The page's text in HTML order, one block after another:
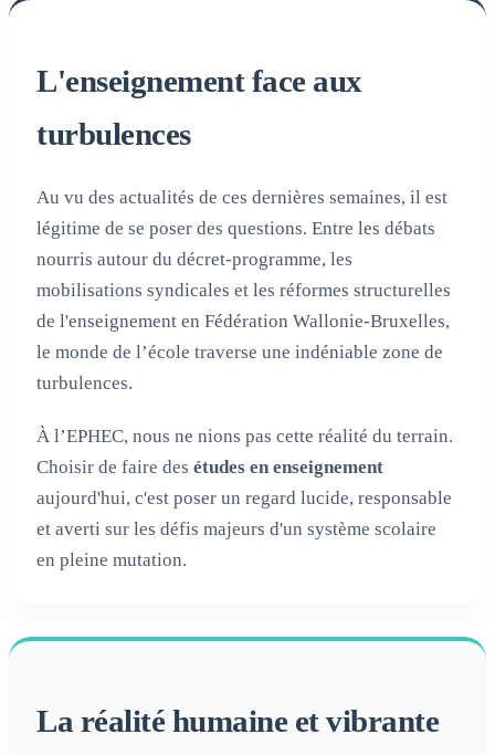
L'enseignement face aux
turbulences
Au vu des actualités de ces dernières semaines, il est
légitime de se poser des questions. Entre les débats
nourris autour du décret-programme, les
mobilisations syndicales et les réformes structurelles
de l'enseignement en Fédération Wallonie-Bruxelles,
le monde de l’école traverse une indéniable zone de
turbulences.
À l’EPHEC, nous ne nions pas cette réalité du terrain.
Choisir de faire des études en enseignement
aujourd'hui, c'est poser un regard lucide, responsable
et averti sur les défis majeurs d'un système scolaire
en pleine mutation.
La réalité humaine et vibrante